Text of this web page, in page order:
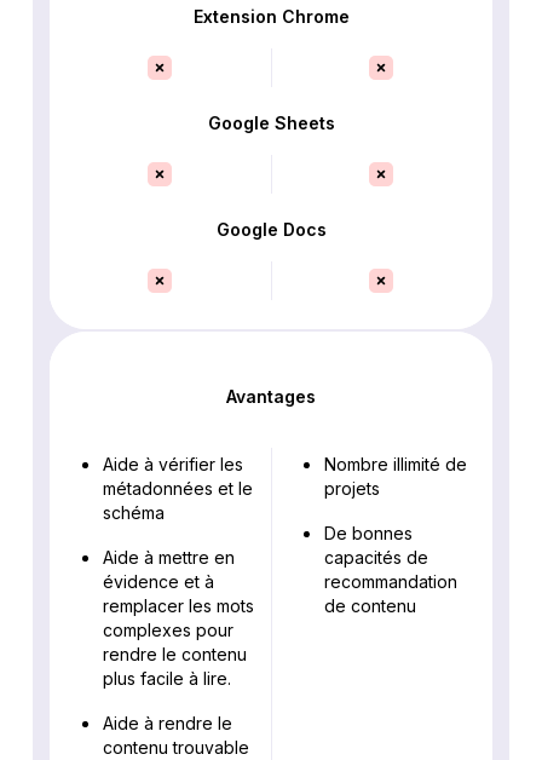
Extension Chrome
Google Sheets
Google Docs
Avantages
Aide à vérifier les
métadonnées et le
schéma
Aide à mettre en
évidence et à
remplacer les mots
complexes pour
rendre le contenu
plus facile à lire.
Aide à rendre le
contenu trouvable
Nombre illimité de
projets
De bonnes
capacités de
recommandation
de contenu